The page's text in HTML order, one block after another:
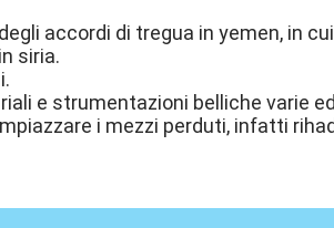
accordi di tregua in yemen, in
siria.
e strumentazioni belliche varie ed
i mezzi perduti, infatti